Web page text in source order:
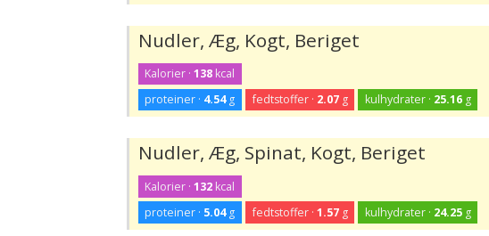
Nudler, Æg, Kogt, Beriget
Kalorier ·138 kcal
proteiner · 4.54g fedtstoffer · 2.07g kulhydrater · 25.16g
Nudler, Æg, Spinat, Kogt, Beriget
Kalorier ·132 kcal
proteiner · 5.04g fedtstoffer · 1.57g kulhydrater · 24.25g